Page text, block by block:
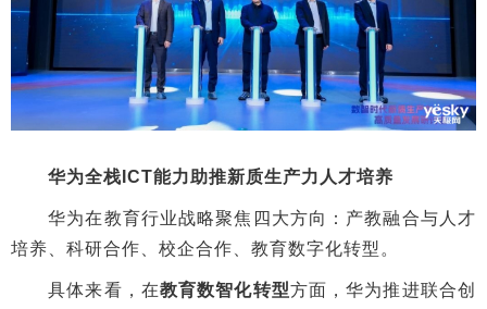
华为全栈ICT能力助推新质生产力人才培养
华为在教育行业战略聚焦四大方向：产教融合与人才
培养、科研合作、校企合作、教育数字化转型。
具体来看，在教育数智化转型方面，华为推进联合创